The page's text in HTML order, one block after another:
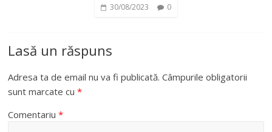
30/08/2023 0
Lasă un răspuns
Adresa ta de email nu va fi publicată. Câmpurile obligatorii
sunt marcate cu*
Comentariu*